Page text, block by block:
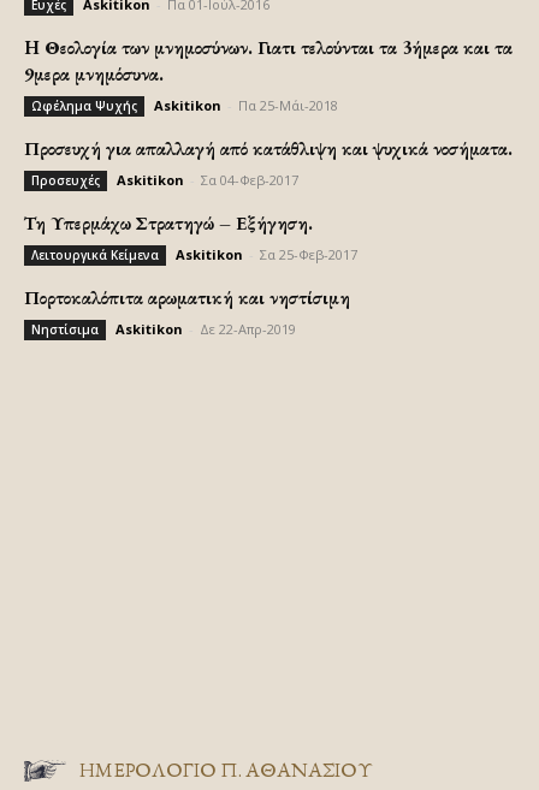
Ευχές Askitikon Πα 01-Ιούλ-2016
H Θεολογία των μνημοσύνων. Γιατι τελούνται τα 3ήμερα και τα
9μερα μνημόσυνα.
Ωφέλημα Ψυχής Askitikon Πα 25-Μάι-2018
Προσευχή για απαλλαγή από κατάθλιψη και ψυχικά νοσήματα.
Προσευχές Askitikon Σα 04-Φεβ-2017
Τη Υπερμάχω Στρατηγώ – Εξήγηση.
Λειτουργικά Κείμενα Askitikon Σα 25-Φεβ-2017
Πορτοκαλόπιτα αρωματική και νηστίσιμη
Νηστίσιμα Askitikon Δε 22-Απρ-2019
ΗΜΕΡΟΛΟΓΙΟ Π. ΑΘΑΝΑΣΙΟΥ